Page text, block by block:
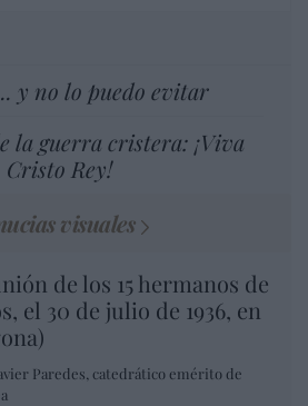
y no lo puedo evitar
la guerra cristera: ¡Viva
Cristo Rey!
visuales
de los 15 hermanos de
el 30 de julio de 1936, en
Paredes, catedrático emérito de